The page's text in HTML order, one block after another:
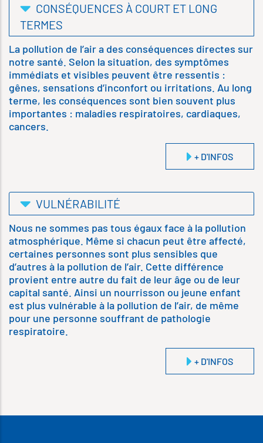
CONSÉQUENCES À COURT ET LONG
TERMES
La pollution de l’air a des conséquences directes sur
notre santé. Selon la situation, des symptômes
immédiats et visibles peuvent être ressentis :
gênes, sensations d’inconfort ou irritations. Au long
terme, les conséquences sont bien souvent plus
importantes : maladies respiratoires, cardiaques,
cancers.
+ D'INFOS
VULNÉRABILITÉ
Nous ne sommes pas tous égaux face à la pollution
atmosphérique. Même si chacun peut être affecté,
certaines personnes sont plus sensibles que
d’autres à la pollution de l’air. Cette différence
provient entre autre du fait de leur âge ou de leur
capital santé. Ainsi un nourrisson ou jeune enfant
est plus vulnérable à la pollution de l’air, de même
pour une personne souffrant de pathologie
respiratoire.
+ D'INFOS